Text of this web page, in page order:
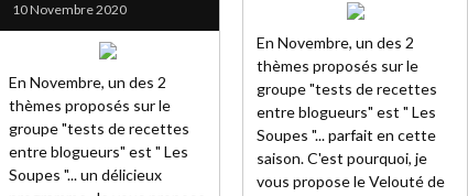
En Novembre, un des 2
thèmes proposés sur le
groupe "tests de recettes
entre blogueurs" est " Les
Soupes "... parfait en cette
saison. C'est pourquoi, je
vous propose le Velouté de
10 Novembre 2020
En Novembre, un des 2
thèmes proposés sur le
groupe "tests de recettes
entre blogueurs" est " Les
Soupes "... un délicieux